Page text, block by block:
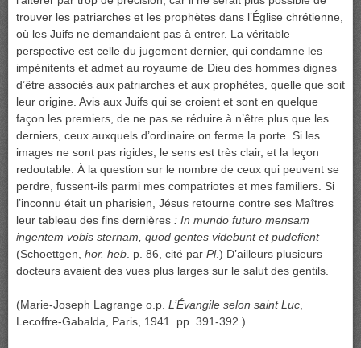
trouver les patriarches et les prophètes dans l’Église chrétienne,
où les Juifs ne demandaient pas à entrer. La véritable
perspective est celle du jugement dernier, qui condamne les
impénitents et admet au royaume de Dieu des hommes dignes
d’être associés aux patriarches et aux prophètes, quelle que soit
leur origine. Avis aux Juifs qui se croient et sont en quelque
façon les premiers, de ne pas se réduire à n’être plus que les
derniers, ceux auxquels d’ordinaire on ferme la porte. Si les
images ne sont pas rigides, le sens est très clair, et la leçon
redoutable. À la question sur le nombre de ceux qui peuvent se
perdre, fussent-ils parmi mes compatriotes et mes familiers. Si
l’inconnu était un pharisien, Jésus retourne contre ses Maîtres
leur tableau des fins dernières : In mundo futuro mensam
ingentem vobis sternam, quod gentes videbunt et pudefient
(Schoettgen, hor. heb . p. 86, cité par Pl.) D’ailleurs plusieurs
docteurs avaient des vues plus larges sur le salut des gentils.
(Marie-Joseph Lagrange o.p. L’Évangile selon saint Luc
Lecoffre-Gabalda, Paris, 1941. pp. 391-392.)